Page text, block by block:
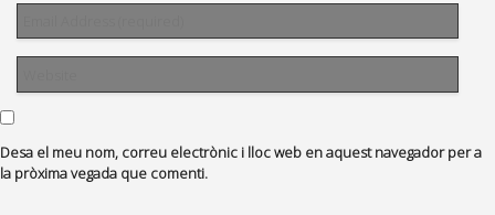
Desa el meu nom, correu electrònic i lloc web en aquest navegador per a
la pròxima vegada que comenti.